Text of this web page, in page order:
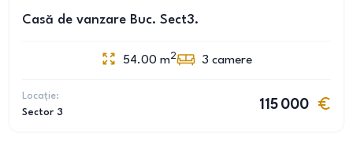
Casă de vanzare Buc. Sect3.
54.00 m2 3 camere
Locație:
Sector 3
115 000